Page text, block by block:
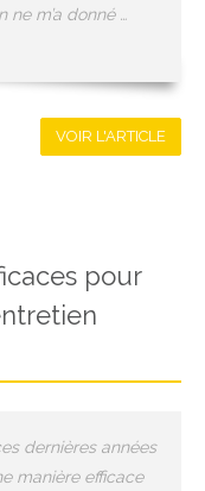
m’a donné …
VOIR L'ARTICLE
pour
dernières années
manière efficace